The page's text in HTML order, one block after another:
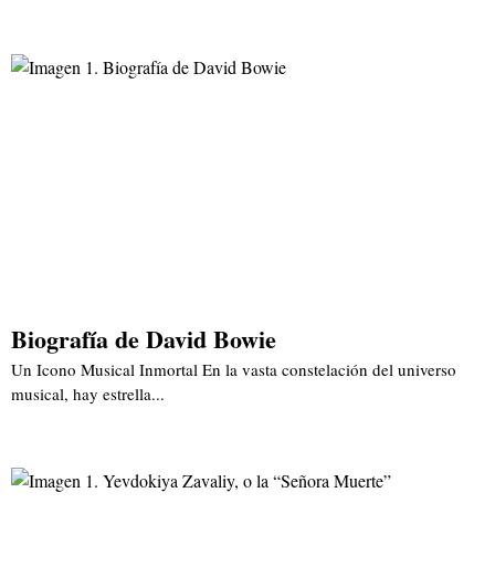
Biografía de David Bowie
Un Icono Musical Inmortal En la vasta constelación del universo
musical, hay estrella...